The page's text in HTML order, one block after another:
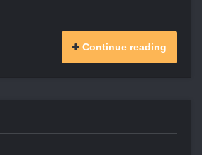
Continue reading